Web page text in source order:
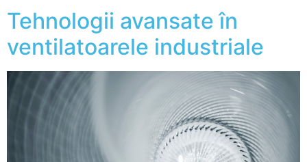
Tehnologii avansate în
ventilatoarele industriale